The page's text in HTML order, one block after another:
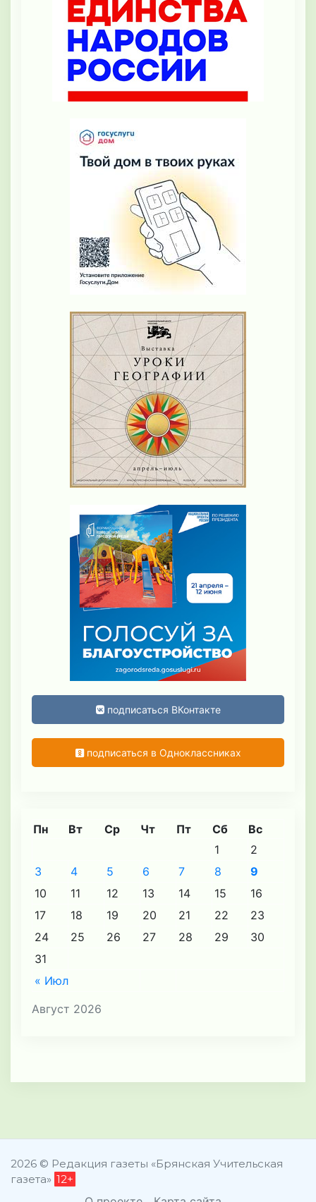
подписаться ВКонтакте
подписаться в Одноклассниках
Август 2026
Пн Вт Ср Чт Пт Сб Вс
« Июл
1
2
3
4 5 6 7 8
9
10
11 12 13 14 15
16
17
18 19 20 21 22
23
24
25 26 27 28 29
30
31
2026 © Редакция газеты «Брянская Учительская
газета» 12+